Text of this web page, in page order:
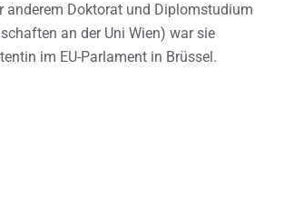
anderem Doktorat und Diplomstudium
an der Uni Wien) war sie
im EU-Parlament in Brüssel.